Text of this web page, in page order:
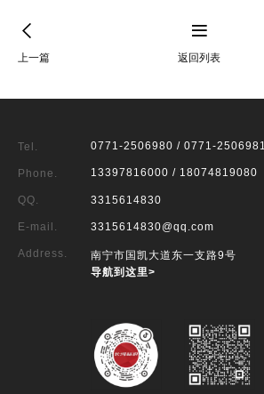
上一篇 返回列表
Phone. 13397816000 / 18074819080
QQ. 3315614830
E-mail. 3315614830@qq.com
Address.
南宁市国凯大道东一支路9号
导航到这里>
Tel. 0771-2506980 / 0771-2506981